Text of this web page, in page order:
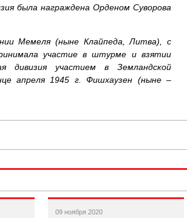
была награждена Орденом Суворова
Мемеля (ныне Клайпеда, Литва), с
участие в штурме и взятии
дивизия участием в Земландской
апреля 1945 г. Фишхаузен (ныне –
09 ноября 2020